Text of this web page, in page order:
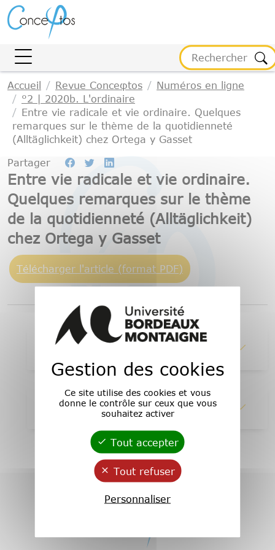
Accueil Revue Conceφtos
Numéros en ligne
°2 | 2020b. L'ordinaire
Entre vie radicale et vie ordinaire. Quelques
remarques sur le thème de la quotidienneté
(Alltäglichkeit) chez Ortega y Gasset
Partager
Entre vie radicale et vie ordinaire.
Quelques remarques sur le thème
de la quotidienneté (Alltäglichkeit)
chez Ortega y Gasset
Télécharger l'article (format PDF)
1 - Abstracts
2 - Lire en ligne
Gestion des cookies
Gestion des cookies
Ce site utilise des cookies et vous
donne le contrôle sur ceux que vous
souhaitez activer
Tout accepter
Tout refuser
Personnaliser